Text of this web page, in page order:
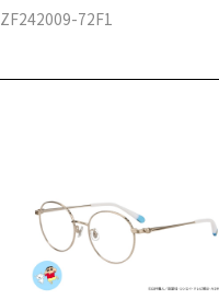
ZF242009-72F1